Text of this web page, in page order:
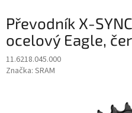
Převodník X-
ocelový Eagle,
11.6218.045.000
Značka: SRAM